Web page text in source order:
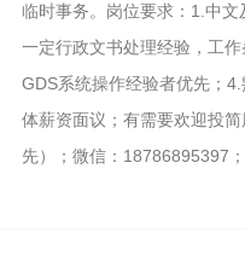
临时事务。岗位要求：1.中
一定行政文书处理经验，工
GDS系统操作经验者优先；
体薪资面议；有需要欢迎投
先）；微信：18786895397